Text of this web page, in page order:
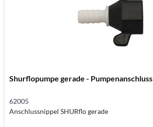
Shurflopumpe gerade - Pumpenanschluss
62005
Anschlussnippel SHURflo gerade